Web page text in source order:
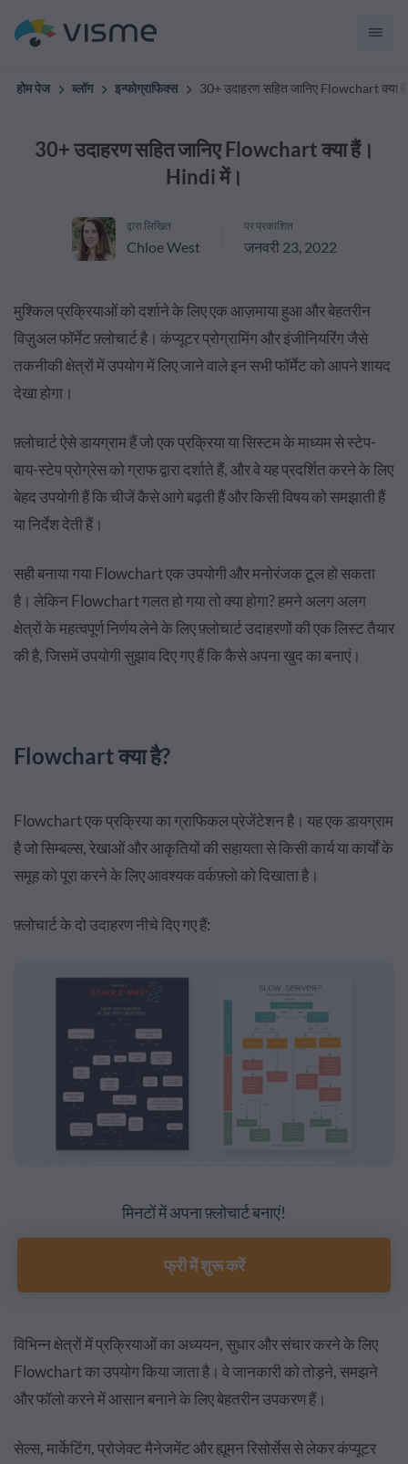
होम पेज ब्लॉग इन्फोग्राफिक्स 30+ उदाहरण सहित जानिए Flowchart
30+ उदाहरण सहित जानिए Flowchart क्या हैं।
Hindi में।
द्वारा लिखित
Chloe West
पर प्रकाशित
जनवरी 23, 2022
मुश्किल प्रक्रियाओं को दर्शाने के लिए एक आज़माया हुआ और बेहतरीन
विज़ुअल फॉर्मेट फ़्लोचार्ट है। कंप्यूटर प्रोग्रामिंग और इंजीनियरिंग जैसे
तकनीकी क्षेत्रों में उपयोग में लिए जाने वाले इन सभी फॉर्मेट को आपने शायद
देखा होगा।
फ़्लोचार्ट ऐसे डायग्राम हैं जो एक प्रक्रिया या सिस्टम के माध्यम से स्टेप-
बाय-स्टेप प्रोग्रेस को ग्राफ द्वारा दर्शाते हैं, और वे यह प्रदर्शित करने के लिए
बेहद उपयोगी हैं कि चीजें कैसे आगे बढ़ती हैं और किसी विषय को समझाती हैं
या निर्देश देती हैं।
सही बनाया गया Flowchart एक उपयोगी और मनोरंजक टूल हो सकता
है। लेकिन Flowchart गलत हो गया तो क्या होगा? हमने अलग अलग
क्षेत्रों के महत्वपूर्ण निर्णय लेने के लिए फ़्लोचार्ट उदाहरणों की एक लिस्ट तैयार
की है, जिसमें उपयोगी सुझाव दिए गए हैं कि कैसे अपना खुद का बनाएं।
Flowchart क्या है?
Flowchart एक प्रक्रिया का ग्राफिकल प्रेजेंटेशन है। यह एक डायग्राम
है जो सिम्बल्स, रेखाओं और आकृतियों की सहायता से किसी कार्य या कार्यों के
समूह को पूरा करने के लिए आवश्यक वर्कफ़्लो को दिखाता है।
फ़्लोचार्ट के दो उदाहरण नीचे दिए गए हैं:
मिनटों में अपना फ़्लोचार्ट बनाएं!
फ्री में शुरू करें
विभिन्न क्षेत्रों में प्रक्रियाओं का अध्ययन, सुधार और संचार करने के लिए
Flowchart का उपयोग किया जाता है। वे जानकारी को तोड़ने, समझने
और फॉलो करने में आसान बनाने के लिए बेहतरीन उपकरण हैं।
सेल्स, मार्केटिंग, प्रोजेक्ट मैनेजमेंट और ह्यूमन रिसोर्सेस से लेकर कंप्यूटर